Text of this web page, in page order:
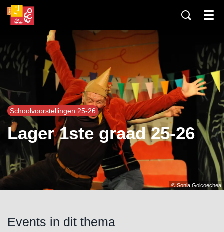
Menu
© Sonia Goicoechea
Schoolvoorstellingen 25-26
Lager 1ste graad 25-26
Events in dit thema